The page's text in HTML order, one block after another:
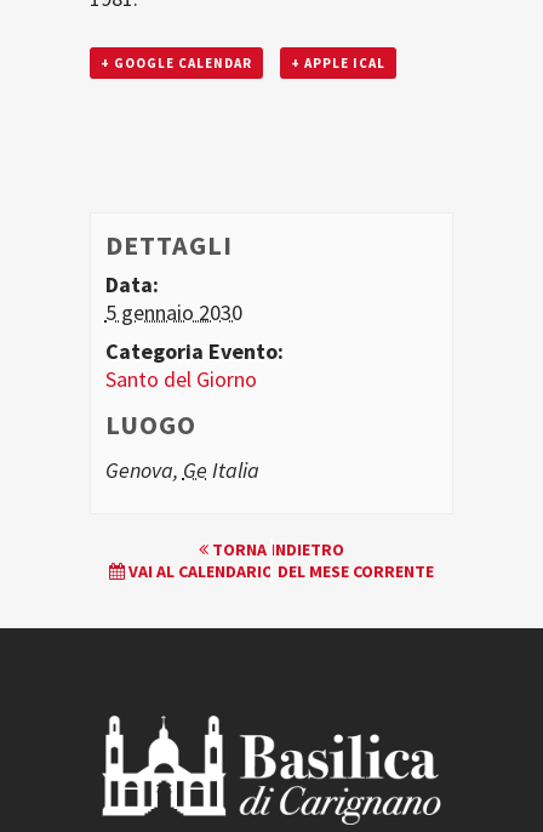
+ GOOGLE CALENDAR + APPLE ICAL
DETTAGLI
Data:
5 gennaio 2030
Categoria Evento:
Santo del Giorno
LUOGO
Genova, Ge Italia
EVENTO
NAVIGATION
TORNA INDIETRO
VAI AL CALENDARIO DEL MESE CORRENTE